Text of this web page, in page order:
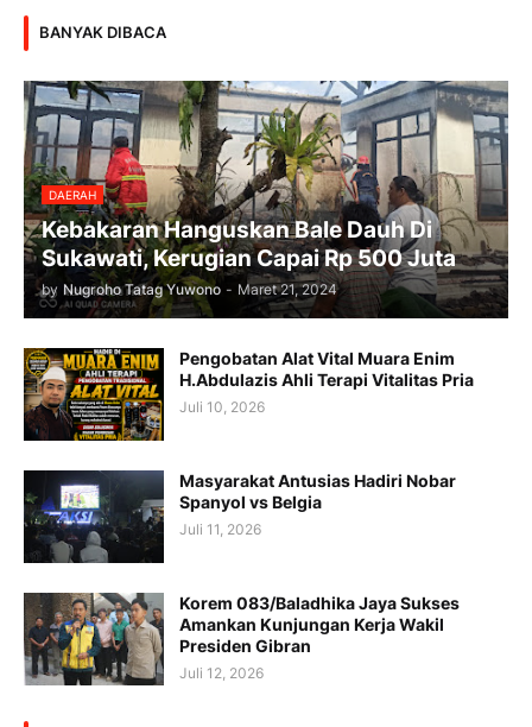
BANYAK DIBACA
DAERAH
Kebakaran Hanguskan Bale Dauh Di
Sukawati, Kerugian Capai Rp 500 Juta
by Nugroho Tatag Yuwono - Maret 21, 2024
Pengobatan Alat Vital Muara Enim
H.Abdulazis Ahli Terapi Vitalitas Pria
Juli 10, 2026
Masyarakat Antusias Hadiri Nobar
Spanyol vs Belgia
Juli 11, 2026
Korem 083/Baladhika Jaya Sukses
Amankan Kunjungan Kerja Wakil
Presiden Gibran
Juli 12, 2026